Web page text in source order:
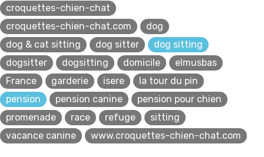
croquettes-chien-chat
croquettes-chien-chat.com
dog
dog & cat sitting
dog sitter
dog sitting
dogsitter
dogsitting domicile
elmusbas
France
garderie isere
la tour du pin
pension
pension canine
pension pour chien
promenade
race refuge
sitting
vacance canine
www.croquettes-chien-chat.com